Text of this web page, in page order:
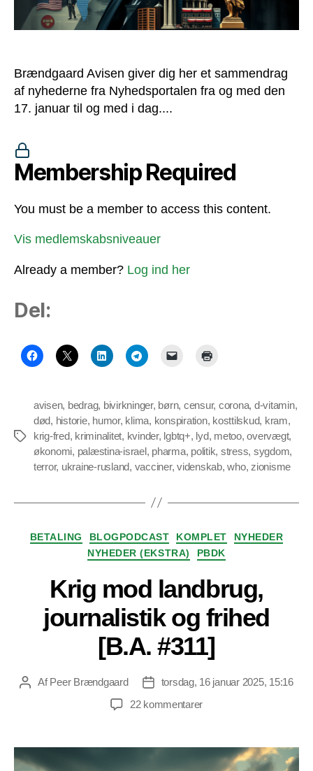
Brændgaard Avisen giver dig her et sammendrag
af nyhederne fra Nyhedsportalen fra og med den
17. januar til og med i dag....
Membership Required
You must be a member to access this content.
Vis medlemskabsniveauer
Already a member? Log ind her
Del:
Tags
avisen, bedrag, bivirkninger, børn, censur, corona, d-vitamin,
død, historie, humor, klima, konspiration, kosttilskud, kram,
krig-fred, kriminalitet, kvinder, lgbtq+, lyd, metoo,overvægt,
økonomi, palæstina-israel, pharma, politik, stress, sygdom,
terror, ukraine-rusland, vacciner,videnskab,who, zionisme
Kategorier
BETALING BLOGPODCAST KOMPLET
NYHEDER
NYHEDER (EKSTRA)
PBDK
Krig mod landbrug,
journalistik og frihed
[B.A. #311]
Indlægsforfatter
AfPeer Brændgaard Indlægsdato
torsdag, 16 januar 2025, 15:16
22 kommentarertil
landbrug,
journalistik